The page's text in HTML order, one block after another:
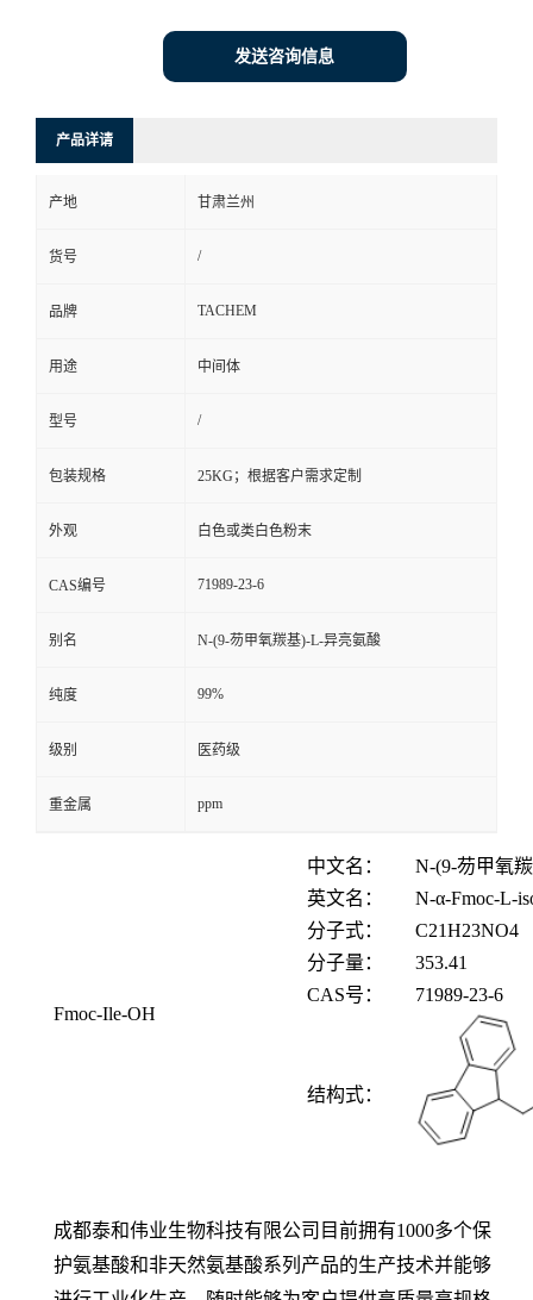
发送咨询信息
产品详请
产地 甘肃兰州
货号 /
品牌 TACHEM
用途 中间体
型号 /
包装规格 25KG；根据客户需求定制
外观 白色或类白色粉末
CAS编号 71989-23-6
别名 N-(9-芴甲氧羰基)-L-异亮氨酸
纯度 99%
级别 医药级
重金属 ppm
Fmoc-Ile-OH
中文名：
N-(9-芴甲氧
英文名：
N-α-Fmoc-L-
分子式：
C21H23NO4
分子量：
353.41
CAS号： 71989-23-6
结构式：
成都泰和伟业生物科技有限公司目前拥有1000多个保
护氨基酸和非天然氨基酸系列产品的生产技术并能够